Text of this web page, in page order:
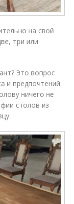
на свой
три или
Это вопрос
и предпочтений.
ничего не
столов из